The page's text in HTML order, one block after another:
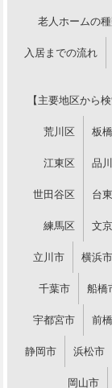
老人ホームの
入居までの流れ
【主要地区から検
荒川区 板
江東区 品
世田谷区 台
練馬区 文
立川市 横浜市
千葉市 船橋
宇都宮市 前
静岡市 浜松市
岡山市